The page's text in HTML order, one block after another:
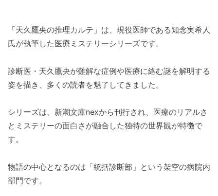
ズ
第1巻：「羅針盤の殺意」で始まる物語
第3巻：「サイレント・ヴォイス」で迫る
静寂の危機
医療の闇
第5巻：「生命の略奪者」で迎えるクライ
「天久鷹央の推理カルテ」を時系列で読む魅力
「天久鷹央の推理カルテ」は、現役医師である知念実希人
氏が執筆した医療ミステリーシリーズです。
診断医・天久鷹央が難解な症例や医療に絡む謎を解明する
姿を描き、多くの読者を魅了してきました。
シリーズは、新潮文庫nexから刊行され、医療のリアルさ
とミステリーの面白さが融合した独特の世界観が特徴で
す。
物語の中心となるのは「統括診断部」という架空の病院内
部門です。